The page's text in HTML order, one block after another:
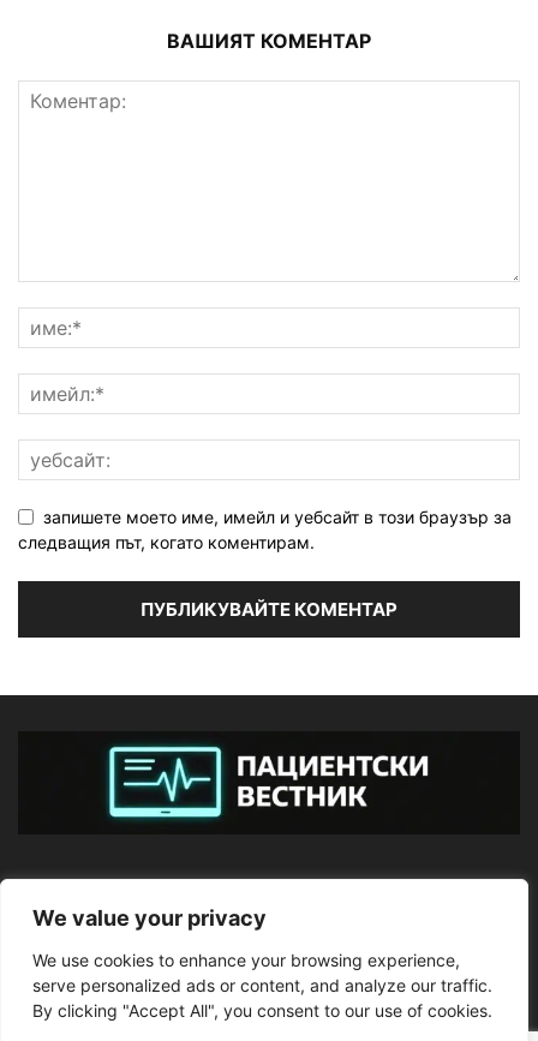
We value your privacy
We use cookies to enhance your browsing experience,
serve personalized ads or content, and analyze our traffic.
By clicking "Accept All", you consent to our use of cookies.
ВАШИЯТ КОМЕНТАР
запишете моето име, имейл и уебсайт в този браузър за
следващия път, когато коментирам.
ПОСЛЕДВАЙТЕ НИ